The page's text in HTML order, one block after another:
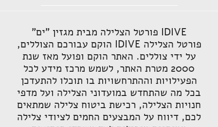
IDIVE פורטל הצלילה מבית מגזין "ים"
פורטל הצלילה IDIVE הוקם עבורכם הצוללים,
על ידי צוללים. האתר הוקם ופועל מאז שנת
2000 מטרת האתר, לשמש מרכז מידע לכל
הפעילויות וההתרחשויות בו תוכלו להתעדכן
בכל מה שהתחדש במועדוני הצלילה ועל מדפי
חנויות הצלילה, רכישת ביטוח צלילה שמתאים
לכם, דיווח על המבצעים החמים לציודי צלילה